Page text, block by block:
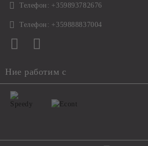
Телефон: +359893782676
Телефон: +359888837004
Ние работим с